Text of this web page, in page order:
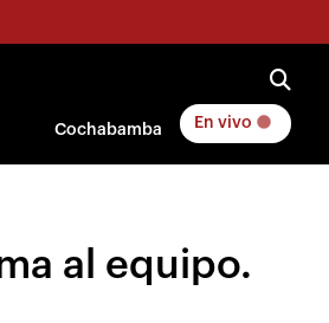
Cochabamba En vivo
al equipo.